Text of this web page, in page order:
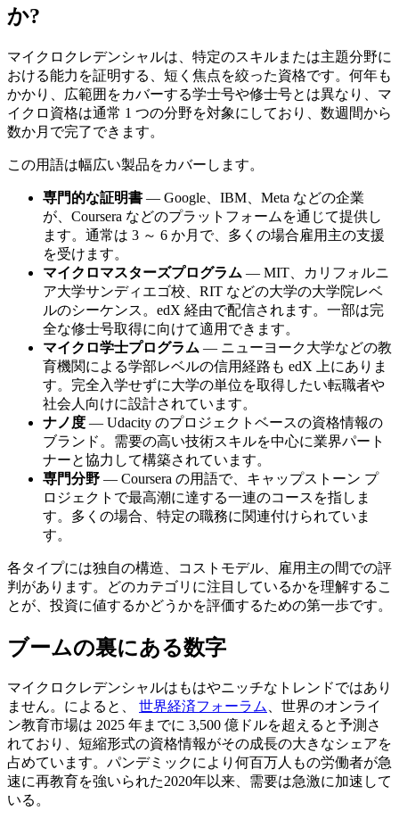
か?
マイクロクレデンシャルは、特定のスキルまたは主題分野に
おける能力を証明する、短く焦点を絞った資格です。何年も
かかり、広範囲をカバーする学士号や修士号とは異なり、マ
イクロ資格は通常 1 つの分野を対象にしており、数週間から
数か月で完了できます。
この用語は幅広い製品をカバーします。
専門的な証明書 — Google、IBM、Meta などの企業
が、Coursera などのプラットフォームを通じて提供し
ます。通常は 3 ～ 6 か月で、多くの場合雇用主の支援
を受けます。
マイクロマスターズプログラム — MIT、カリフォルニ
ア大学サンディエゴ校、RIT などの大学の大学院レベ
ルのシーケンス。edX 経由で配信されます。一部は完
全な修士号取得に向けて適用できます。
マイクロ学士プログラム — ニューヨーク大学などの教
育機関による学部レベルの信用経路も edX 上にありま
す。完全入学せずに大学の単位を取得したい転職者や
社会人向けに設計されています。
ナノ度 — Udacity のプロジェクトベースの資格情報の
ブランド。需要の高い技術スキルを中心に業界パート
ナーと協力して構築されています。
専門分野 — Coursera の用語で、キャップストーン プ
ロジェクトで最高潮に達する一連のコースを指しま
す。多くの場合、特定の職務に関連付けられていま
す。
各タイプには独自の構造、コストモデル、雇用主の間での評
判があります。どのカテゴリに注目しているかを理解するこ
とが、投資に値するかどうかを評価するための第一歩です。
ブームの裏にある数字
マイクロクレデンシャルはもはやニッチなトレンドではあり
ません。によると、 世界経済フォーラム、世界のオンライ
ン教育市場は 2025 年までに 3,500 億ドルを超えると予測さ
れており、短縮形式の資格情報がその成長の大きなシェアを
占めています。パンデミックにより何百万人もの労働者が急
速に再教育を強いられた2020年以来、需要は急激に加速して
いる。